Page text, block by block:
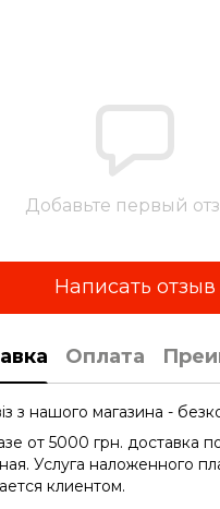
Добавьте первый
Написать отзыв
Оплата
з нашого магазина -
от 5000 грн. доставка
Услуга наложенного
клиентом.